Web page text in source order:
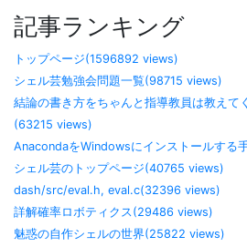
記事ランキング
トップページ(1596892 views)
シェル芸勉強会問題一覧(98715 views)
結論の書き方をちゃんと指導教員は教えて
(63215 views)
AnacondaをWindowsにインストールする
シェル芸のトップページ(40765 views)
dash/src/eval.h, eval.c(32396 views)
詳解確率ロボティクス(29486 views)
魅惑の自作シェルの世界(25822 views)